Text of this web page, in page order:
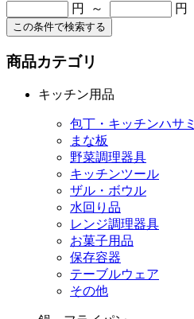
円 ～ 円
この条件で検索する
商品カテゴリ
キッチン用品
包丁・キッチンハサミ
まな板
野菜調理器具
キッチンツール
ザル・ボウル
水回り品
レンジ調理器具
お菓子用品
保存容器
テーブルウェア
その他